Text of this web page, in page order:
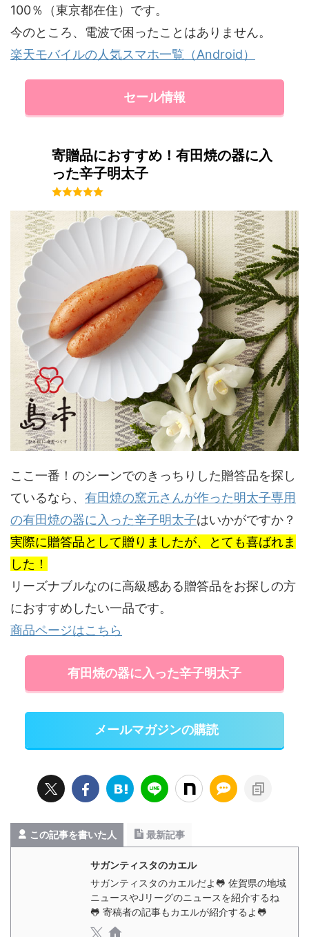
100％（東京都在住）です。
今のところ、電波で困ったことはありません。
楽天モバイルの人気スマホ一覧（Android）
セール情報
寄贈品におすすめ！有田焼の器に入
った辛子明太子
ここ一番！のシーンでのきっちりした贈答品を探し
ているなら、 有田焼の窯元さんが作った明太子専用
の有田焼の器に入った辛子明太子はいかがですか？
実際に贈答品として贈りましたが、とても喜ばれま
した！
リーズナブルなのに高級感ある贈答品をお探しの方
におすすめしたい一品です。
商品ページはこちら
有田焼の器に入った辛子明太子
メールマガジンの購読
この記事を書いた人 最新記事
サガンティスタのカエル
サガンティスタのカエルだよ🐸 佐賀県の地域
ニュースやJリーグのニュースを紹介するね
🐸 寄稿者の記事もカエルが紹介するよ🐸